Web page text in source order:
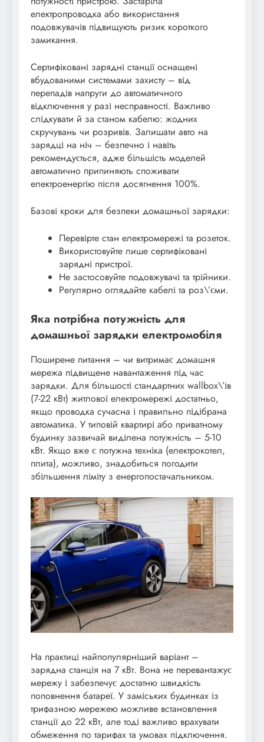
електропроводка або використання
подовжувачів підвищують ризик короткого
замикання.
Сертифіковані зарядні станції оснащені
вбудованими системами захисту – від
перепадів напруги до автоматичного
відключення у разі несправності. Важливо
слідкувати й за станом кабелю: жодних
скручувань чи розривів. Залишати авто на
зарядці на ніч – безпечно і навіть
рекомендується, адже більшість моделей
автоматично припиняють споживати
електроенергію після досягнення 100%.
Базові кроки для безпеки домашньої зарядки:
Перевірте стан електромережі та розеток.
Використовуйте лише сертифіковані
зарядні пристрої.
Не застосовуйте подовжувачі та трійники.
Регулярно оглядайте кабелі та роз\’єми.
Яка потрібна потужність для
домашньої зарядки електромобіля
Поширене питання – чи витримає домашня
мережа підвищене навантаження під час
зарядки. Для більшості стандартних wallbox\’ів
(7-22 кВт) житлової електромережі достатньо,
якщо проводка сучасна і правильно підібрана
автоматика. У типовій квартирі або приватному
будинку зазвичай виділена потужність – 5-10
кВт. Якщо вже є потужна техніка (електрокотел,
плита), можливо, знадобиться погодити
збільшення ліміту з енергопостачальником.
На практиці найпопулярніший варіант –
зарядна станція на 7 кВт. Вона не перевантажує
мережу і забезпечує достатню швидкість
поповнення батареї. У заміських будинках із
трифазною мережею можливе встановлення
станції до 22 кВт, але тоді важливо врахувати
обмеження по тарифах та умовах підключення.